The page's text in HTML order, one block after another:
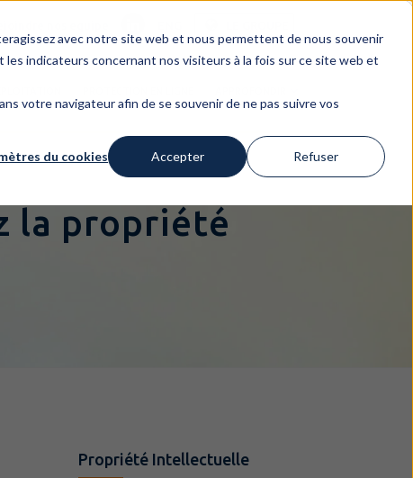
avec notre site web et nous permettent de nous souvenir
indicateurs concernant nos visiteurs à la fois sur ce site web et
votre navigateur afin de se souvenir de ne pas suivre vos
du cookies Accepter Refuser
la propriété
Propriété Intellectuelle